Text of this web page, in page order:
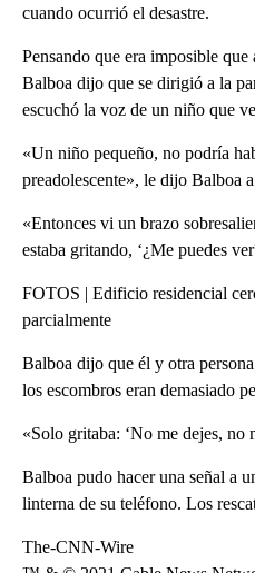
cuando ocurrió el desastre.
Pensando que era imposible
Balboa dijo que se dirigió a la
escuchó la voz de un niño que
«Un niño pequeño, no podría
preadolescente», le dijo
«Entonces vi un brazo
estaba gritando, ‘¿Me puedes
FOTOS | Edificio residencial
parcialmente
Balboa dijo que él y otra
los escombros eran demasiado
«Solo gritaba: ‘No me dejes, no
Balboa pudo hacer una señal a
linterna de su teléfono. Los
The-CNN-Wire